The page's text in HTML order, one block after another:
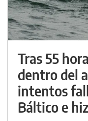
Tras 55
dentro del
intentos
Báltico e